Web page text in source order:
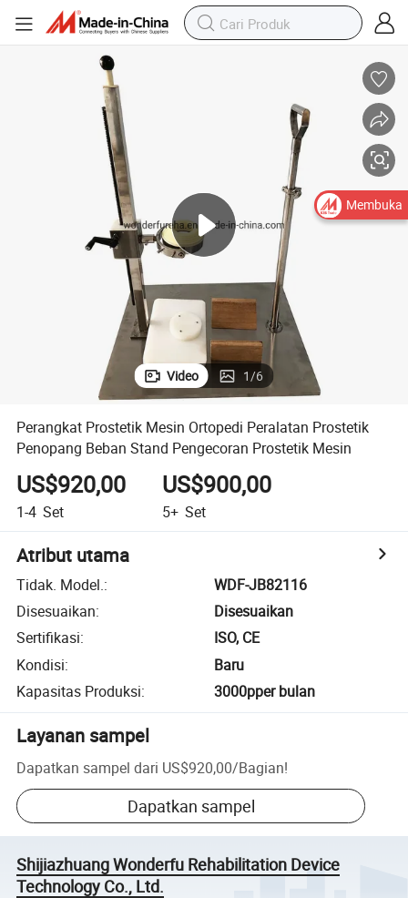
Video 1/6
Perangkat Prostetik Mesin Ortopedi Peralatan Prostetik
Penopang Beban Stand Pengecoran Prostetik Mesin
US$920,00
1-4 Set
US$900,00
5+ Set
Atribut utama
Tidak. Model.:
WDF-JB82116
Disesuaikan:
Disesuaikan
Sertifikasi:
ISO, CE
Kondisi:
Baru
Kapasitas Produksi: 3000pper bulan
Layanan sampel
Dapatkan sampel dari US$920,00/Bagian!
Dapatkan sampel
Shijiazhuang Wonderfu Rehabilitation Device
Technology Co., Ltd.
Membuka